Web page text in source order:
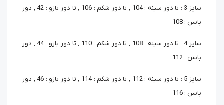
سایز 3 : تا دور سینه : 104 , تا دور شکم : 106 , تا دور بازو : 42 , دور
باسن : 108
سایز 4 : تا دور سینه : 108 , تا دور شکم : 110 , تا دور بازو : 44 , دور
باسن : 112
سایز 5 : تا دور سینه : 112 , تا دور شکم : 114 , تا دور بازو : 46 , دور
باسن : 116